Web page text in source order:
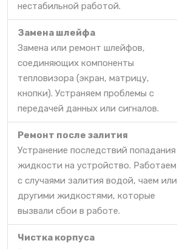
нестабильной работой.
Замена шлейфа
Замена или ремонт шлейфов,
соединяющих компоненты
тепловизора (экран, матрицу,
кнопки). Устраняем проблемы с
передачей данных или сигналов.
Ремонт после залития
Устранение последствий попадания
жидкости на устройство. Работаем
с случаями залития водой, чаем или
другими жидкостями, которые
вызвали сбои в работе.
Чистка корпуса